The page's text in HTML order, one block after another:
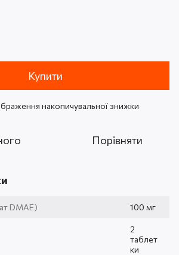
Купити
накопичувальної знижки
Порівняти
DMAE) 100 мг
2
таблет
ки